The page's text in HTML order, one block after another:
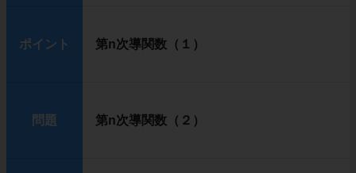
ポイント 第n次導関数（１）
問題 第n次導関数（２）